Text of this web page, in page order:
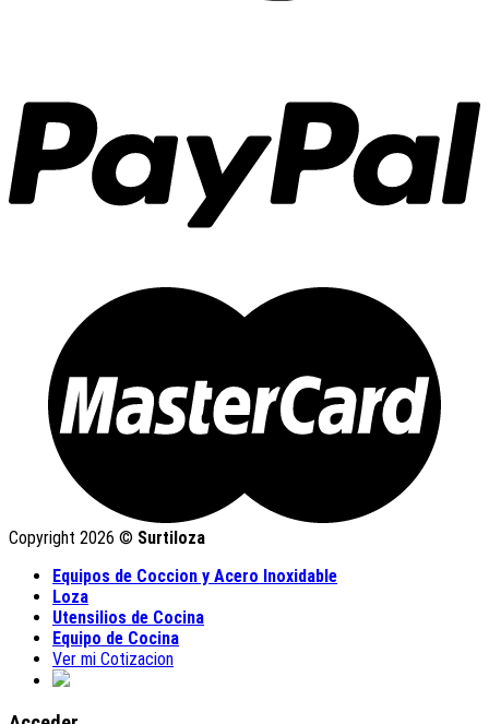
Copyright 2026 © Surtiloza
Equipos de Coccion y Acero Inoxidable
Loza
Utensilios de Cocina
Equipo de Cocina
Ver mi Cotizacion